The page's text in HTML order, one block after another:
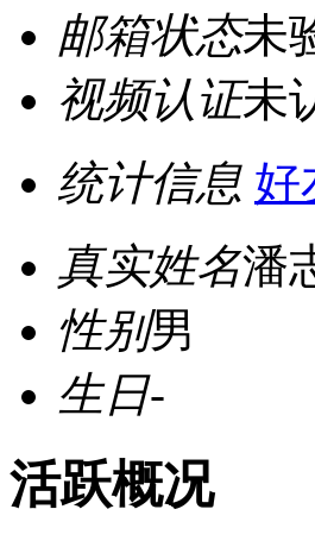
邮箱状态未
视频认证未
统计信息 好
真实姓名潘
性别男
生日-
活跃概况